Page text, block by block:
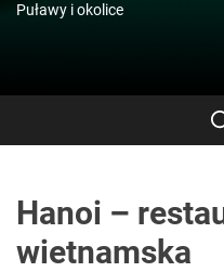
Puławy i okolice
Hanoi –
wietnamska